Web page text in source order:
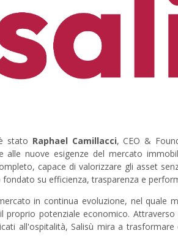
stato Raphael Camillacci, CEO &
alle nuove esigenze del mercato
capace di valorizzare gli asset
su efficienza, trasparenza e
in continua evoluzione, nel quale
proprio potenziale economico.
all'ospitalità, Salisù mira a